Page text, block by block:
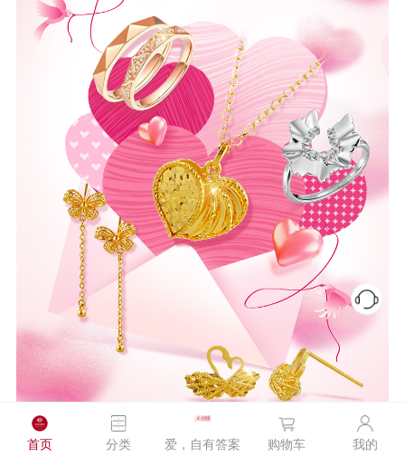
首页 分类 爱，自有答案 购物车 我的